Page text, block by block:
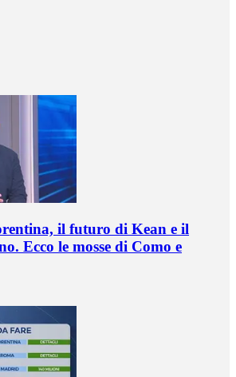
il futuro di Kean e il
Ecco le mosse di Como e